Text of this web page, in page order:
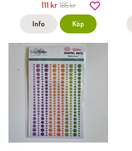
111 kr 185 kr
Info Köp